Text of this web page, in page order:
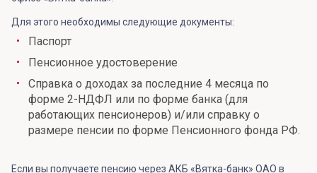
Для этого необходимы следующие документы:
Паспорт
Пенсионное удостоверение
Справка о доходах за последние 4 месяца по
форме 2-НДФЛ или по форме банка (для
работающих пенсионеров) и/или справку о
размере пенсии по форме Пенсионного фонда РФ.
Если вы получаете пенсию через АКБ «Вятка-банк» ОАО в